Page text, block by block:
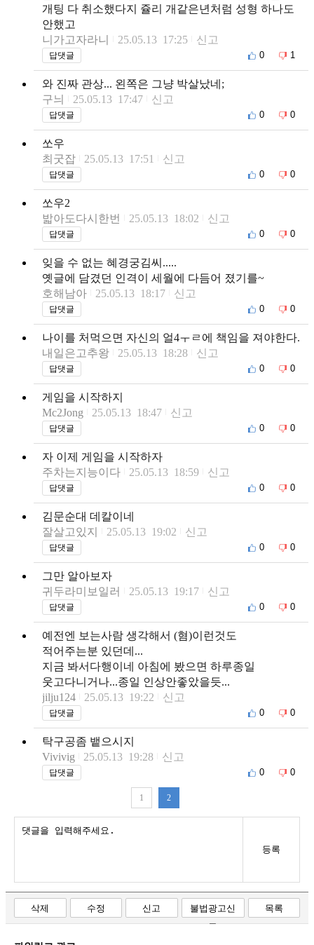
개팅 다 취소했다지 쥴리 개같은년처럼 성형 하나도
안했고
니가고자라니
25.05.13 17:25 신고
답댓글 0 1
와 진짜 관상... 왼쪽은 그냥 박살났네;
구늬
25.05.13 17:47 신고
답댓글 0 0
쏘우
최굿잡
25.05.13 17:51 신고
답댓글 0 0
쏘우2
밟아도다시한번
25.05.13 18:02 신고
답댓글 0 0
잊을 수 없는 혜경궁김씨.....
옛글에 담겼던 인격이 세월에 다듬어 졌기를~
호해남아
25.05.13 18:17 신고
답댓글 0 0
나이를 처먹으면 자신의 얼4ㅜㄹ에 책임을 져야한다.
내일은고추왕
25.05.13 18:28 신고
답댓글 0 0
게임을 시작하지
Mc2Jong
25.05.13 18:47 신고
답댓글 0 0
자 이제 게임을 시작하자
주차는지능이다
25.05.13 18:59 신고
답댓글 0 0
김문순대 데칼이네
잘살고있지
25.05.13 19:02 신고
답댓글 0 0
그만 알아보자
귀두라미보일러
25.05.13 19:17 신고
답댓글 0 0
예전엔 보는사람 생각해서 (혐)이런것도
적어주는분 있던데...
지금 봐서다행이네 아침에 봤으면 하루종일
웃고다니거나...종일 인상안좋았을듯...
jilju124
25.05.13 19:22 신고
답댓글 0 0
탁구공좀 뱉으시지
Vivivig
25.05.13 19:28 신고
답댓글 0 0
1 2
등록
삭제 수정 신고
불법광고신
고
목록